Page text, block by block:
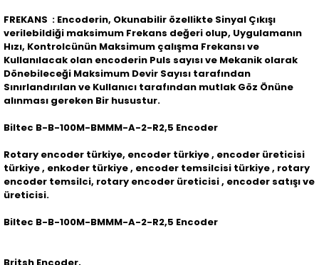
FREKANS : Encoderin, Okunabilir özellikte Sinyal Çıkışı
verilebildiği maksimum Frekans değeri olup, Uygulamanın
Hızı, Kontrolcünün Maksimum çalışma Frekansı ve
Kullanılacak olan encoderin Puls sayısı ve Mekanik olarak
Dönebileceği Maksimum Devir Sayısı tarafından
Sınırlandırılan ve Kullanıcı tarafından mutlak Göz Önüne
alınması gereken Bir husustur.
Biltec B-B-100M-BMMM-A-2-R2,5 Encoder
Rotary encoder türkiye, encoder türkiye , encoder üreticisi
türkiye , enkoder türkiye , encoder temsilcisi türkiye , rotary
encoder temsilci, rotary encoder üreticisi , encoder satışı ve
üreticisi.
Biltec B-B-100M-BMMM-A-2-R2,5 Encoder